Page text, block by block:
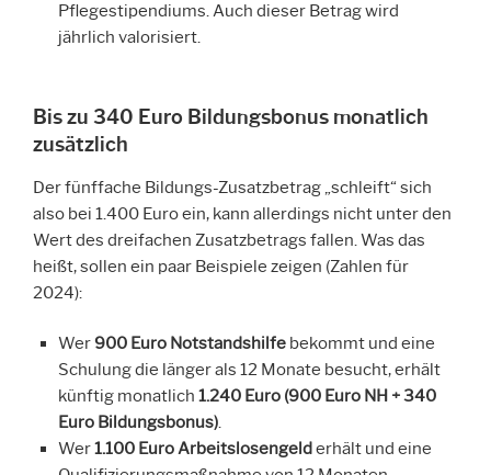
Pflegestipendiums. Auch dieser Betrag wird
jährlich valorisiert.
Bis zu 340 Euro Bildungsbonus monatlich
zusätzlich
Der fünffache Bildungs-Zusatzbetrag „schleift“ sich
also bei 1.400 Euro ein, kann allerdings nicht unter den
Wert des dreifachen Zusatzbetrags fallen. Was das
heißt, sollen ein paar Beispiele zeigen (Zahlen für
2024):
Wer900 Euro Notstandshilfebekommt und eine
Schulung die länger als 12 Monate besucht, erhält
künftig monatlich 1.240 Euro (900 Euro NH + 340
Euro Bildungsbonus).
Wer1.100 Euro Arbeitslosengeld erhält und eine